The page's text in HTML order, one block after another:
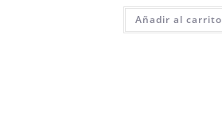
Añadir al carrito